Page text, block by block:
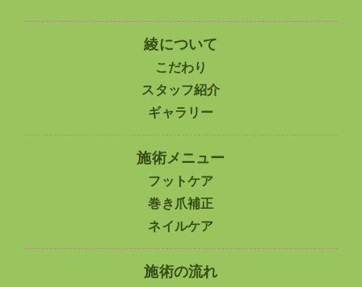
綾について
こだわり
スタッフ紹介
ギャラリー
施術メニュー
フットケア
巻き爪補正
ネイルケア
施術の流れ